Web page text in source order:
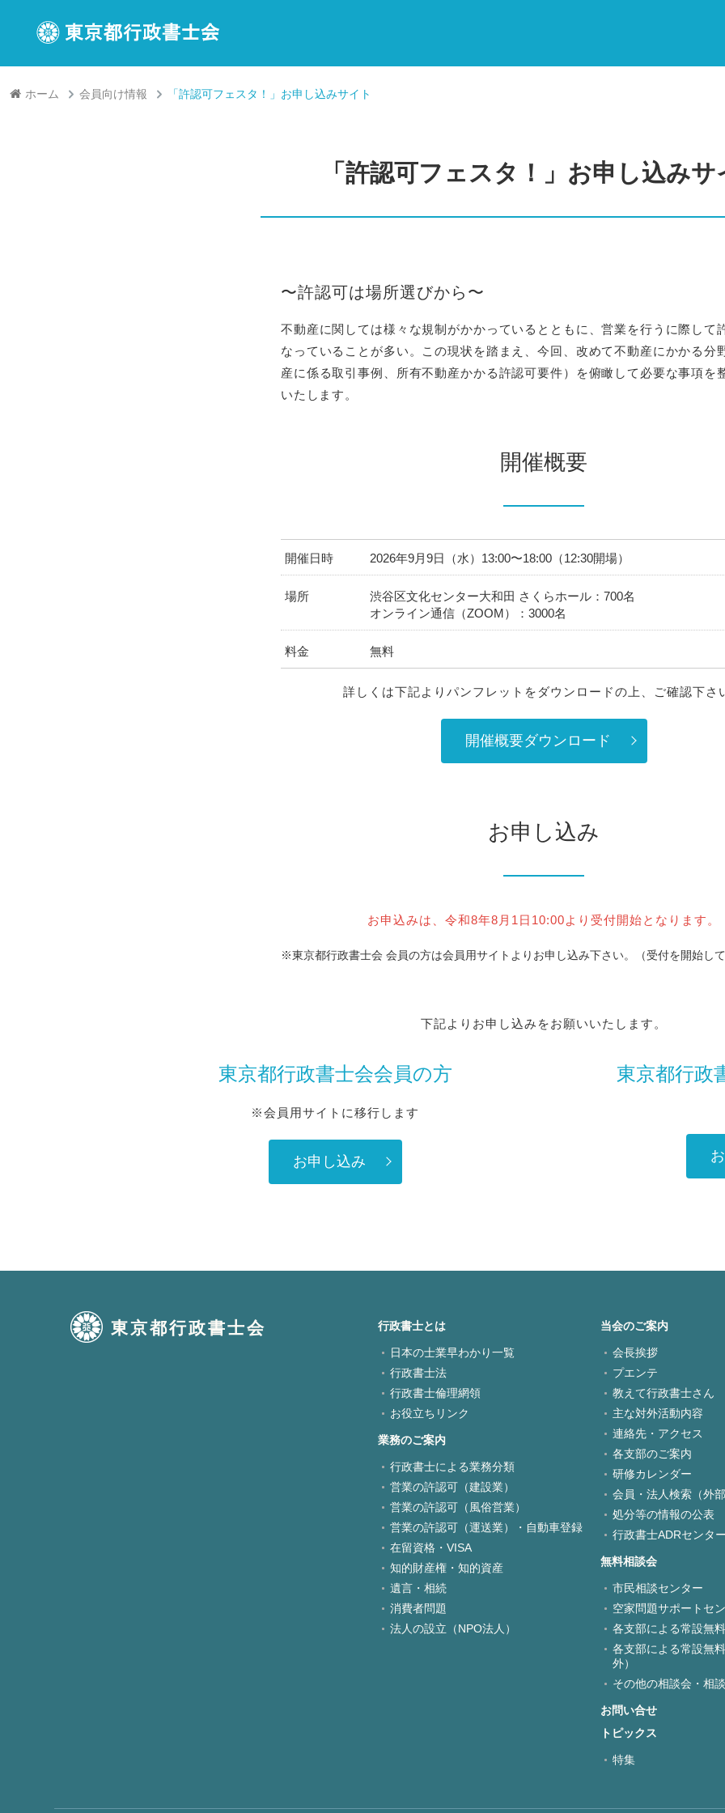
ホーム 会員向け情報 「許認可フェスタ！」お申し込みサイト
「許認可フェスタ！」お申し込みサ
〜許認可は場所選びから〜
不動産に関しては様々な規制がかかっているとともに、営業を行うに際して
なっていることが多い。この現状を踏まえ、今回、改めて不動産にかかる分
産に係る取引事例、所有不動産かかる許認可要件）を俯瞰して必要な事項を
いたします。
開催概要
開催日時 2026年9月9日（水）13:00〜18:00（12:30開場）
場所
渋谷区文化センター大和田 さくらホール：700名
オンライン通信（ZOOM）：3000名
料金 無料
詳しくは下記よりパンフレットをダウンロードの上、ご確認下さ
開催概要ダウンロード
お申し込み
お申込みは、令和8年8月1日10:00より受付開始となります。
※東京都行政書士会 会員の方は会員用サイトよりお申し込み下さい。（受付を開始して
下記よりお申し込みをお願いいたします。
東京都行政書士会会員の方
※会員用サイトに移行します
お申し込み
東京都行政
東京都行政書士会 行政書士とは
日本の士業早わかり一覧
行政書士法
行政書士倫理網領
お役立ちリンク
業務のご案内
行政書士による業務分類
営業の許認可（建設業）
営業の許認可（風俗営業）
営業の許認可（運送業）・自動車登録
在留資格・VISA
知的財産権・知的資産
遺言・相続
消費者問題
法人の設立（NPO法人）
当会のご案内
会長挨拶
プエンテ
教えて行政書士さん
主な対外活動内容
連絡先・アクセス
各支部のご案内
研修カレンダー
会員・法人検索（外部
処分等の情報の公表
行政書士ADRセンタ
無料相談会
市民相談センター
空家問題サポートセ
各支部による常設無
各支部による常設無
外）
その他の相談会・相
お問い合せ
トピックス
特集